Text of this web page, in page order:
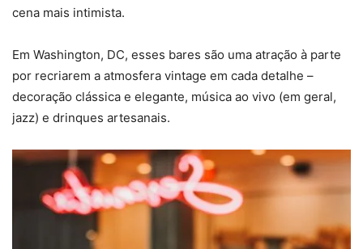
cena mais intimista.
Em Washington, DC, esses bares são uma atração à parte
por recriarem a atmosfera vintage em cada detalhe –
decoração clássica e elegante, música ao vivo (em geral,
jazz) e drinques artesanais.